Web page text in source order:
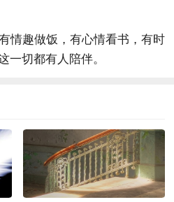
情趣做饭，有心情看书，有时
一切都有人陪伴。